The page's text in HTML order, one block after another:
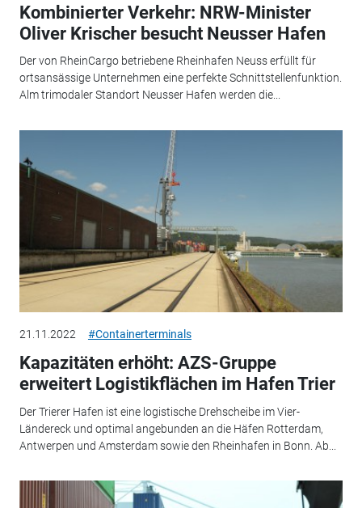
Kombinierter Verkehr: NRW-Minister
Oliver Krischer besucht Neusser Hafen
Der von RheinCargo betriebene Rheinhafen Neuss erfüllt für
ortsansässige Unternehmen eine perfekte Schnittstellenfunktion.
Alm trimodaler Standort Neusser Hafen werden die...
21.11.2022 #Containerterminals
Kapazitäten erhöht: AZS-Gruppe
erweitert Logistikflächen im Hafen Trier
Der Trierer Hafen ist eine logistische Drehscheibe im Vier-
Ländereck und optimal angebunden an die Häfen Rotterdam,
Antwerpen und Amsterdam sowie den Rheinhafen in Bonn. Ab...